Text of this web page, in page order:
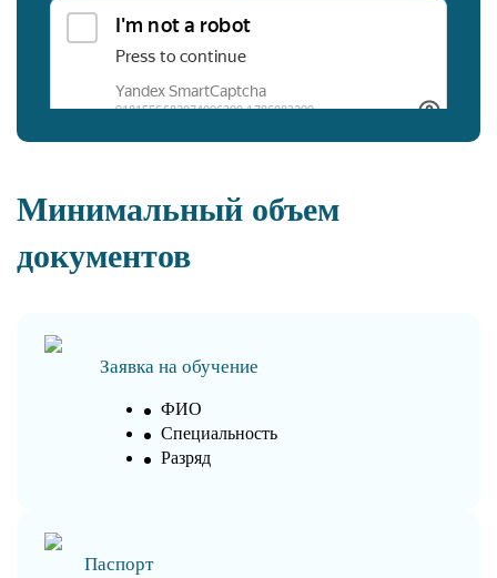
Минимальный объем
документов
Заявка на обучение
ФИО
Специальность
Разряд
Паспорт